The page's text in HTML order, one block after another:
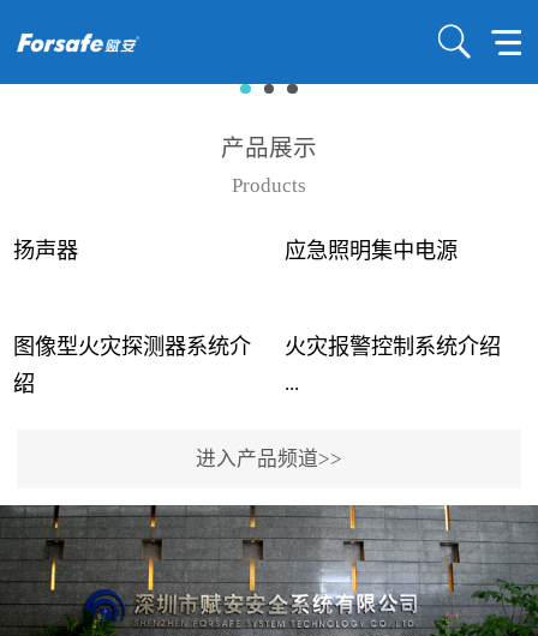
产品展示
Products
扬声器 应急照明集中电源
图像型火灾探测器系统介
绍
...
事故频发，传统的火灾探
测方法已无法满足要求。
尤其是目前众多的大型影
剧院、会议展览中心、体
火灾报警控制系统介绍
...
用了具有仲裁机制和冗余
校验的总线传输技术、线
路状态检测与保护技术、
后向光电感烟探测技术、
进入产品频道>>